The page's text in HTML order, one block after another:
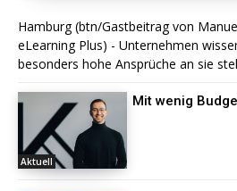
Hamburg (btn/Gastbeitrag von
eLearning Plus) - Unternehmen
besonders hohe Ansprüche an sie
Aktuell
Mit wenig